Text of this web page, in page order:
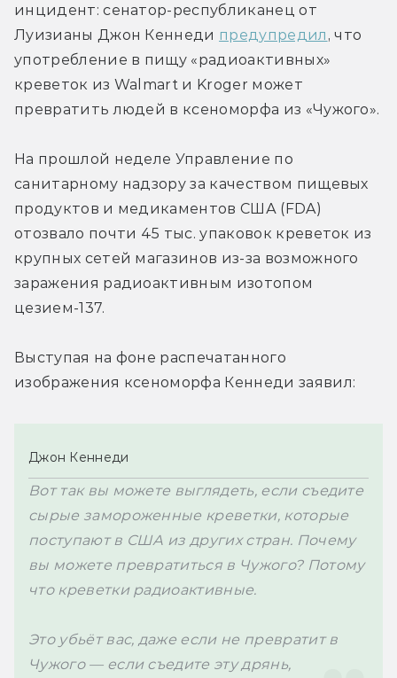
инцидент: сенатор-республиканец от
Луизианы Джон Кеннеди предупредил , что
употребление в пищу «радиоактивных»
креветок из Walmart и Kroger может
превратить людей в ксеноморфа из «Чужого».
На прошлой неделе Управление по
санитарному надзору за качеством пищевых
продуктов и медикаментов США (FDA)
отозвало почти 45 тыс. упаковок креветок из
крупных сетей магазинов из-за возможного
заражения радиоактивным изотопом
цезием-137.
Выступая на фоне распечатанного
изображения ксеноморфа Кеннеди заявил:
Джон Кеннеди
Вот так вы можете выглядеть, если съедите
сырые замороженные креветки, которые
поступают в США из других стран. Почему
вы можете превратиться в Чужого? Потому
что креветки радиоактивные.
Это убьёт вас, даже если не превратит в
Чужого — если съедите эту дрянь,